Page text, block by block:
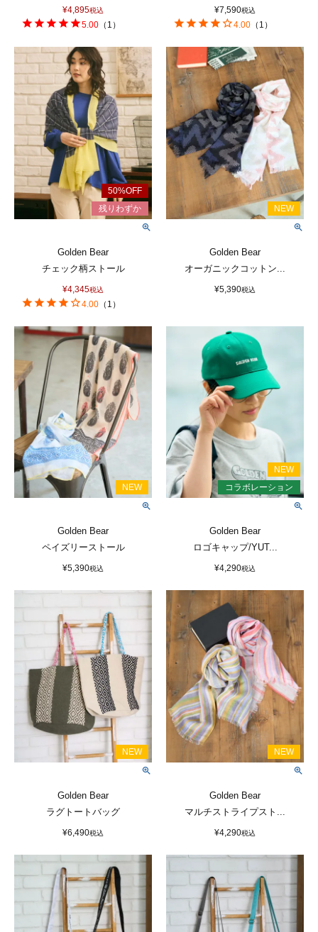
¥4,895税込
5.00 （ 1 ）
¥7,590税込
4.00 （ 1 ）
Golden Bear
チェック柄ストール
¥4,345税込
4.00 （ 1 ）
Golden Bear
オーガニックコットン...
¥5,390税込
Golden Bear
ペイズリーストール
¥5,390税込
Golden Bear
ロゴキャップ/YUT...
¥4,290税込
Golden Bear
ラグトートバッグ
¥6,490税込
Golden Bear
マルチストライプスト...
¥4,290税込